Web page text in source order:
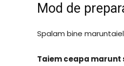
Mod de
Spalam bine
Taiem ceapa marunt